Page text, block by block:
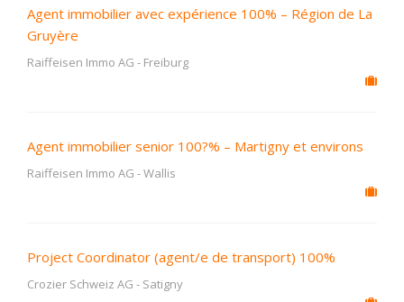
Agent immobilier avec expérience 100% – Région de La
Gruyère
Raiffeisen Immo AG - Freiburg
Agent immobilier senior 100?% – Martigny et environs
Raiffeisen Immo AG -Wallis
Project Coordinator (agent/e de transport) 100%
Crozier Schweiz AG - Satigny